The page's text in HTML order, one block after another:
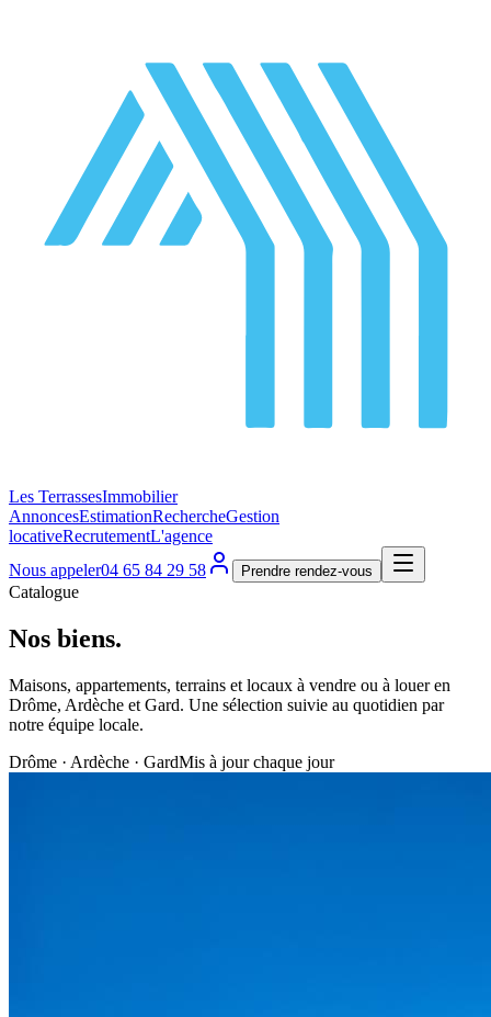
Les TerrassesImmobilier
AnnoncesEstimationRechercheGestion
locativeRecrutementL'agence
Nous appeler04 65 84 29 58 Prendre rendez-vous
Catalogue
Nos biens.
Maisons, appartements, terrains et locaux à vendre ou à louer en
Drôme, Ardèche et Gard. Une sélection suivie au quotidien par
notre équipe locale.
Drôme · Ardèche · GardMis à jour chaque jour